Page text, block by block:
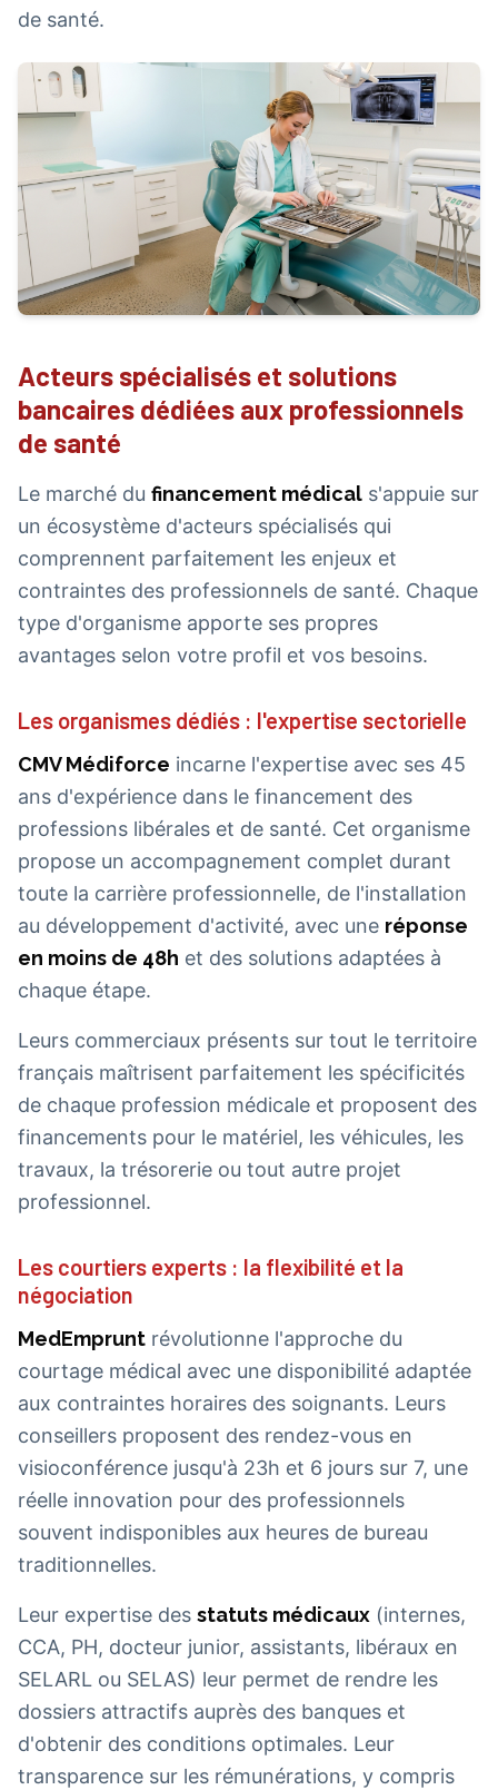
de santé.
Acteurs spécialisés et solutions
bancaires dédiées aux professionnels
de santé
Le marché du financement médical s'appuie sur
un écosystème d'acteurs spécialisés qui
comprennent parfaitement les enjeux et
contraintes des professionnels de santé. Chaque
type d'organisme apporte ses propres
avantages selon votre profil et vos besoins.
Les organismes dédiés : l'expertise sectorielle
CMV Médiforce incarne l'expertise avec ses 45
ans d'expérience dans le financement des
professions libérales et de santé. Cet organisme
propose un accompagnement complet durant
toute la carrière professionnelle, de l'installation
au développement d'activité, avec une réponse
en moins de 48h et des solutions adaptées à
chaque étape.
Leurs commerciaux présents sur tout le territoire
français maîtrisent parfaitement les spécificités
de chaque profession médicale et proposent des
financements pour le matériel, les véhicules, les
travaux, la trésorerie ou tout autre projet
professionnel.
Les courtiers experts : la flexibilité et la
négociation
MedEmprunt révolutionne l'approche du
courtage médical avec une disponibilité adaptée
aux contraintes horaires des soignants. Leurs
conseillers proposent des rendez-vous en
visioconférence jusqu'à 23h et 6 jours sur 7, une
réelle innovation pour des professionnels
souvent indisponibles aux heures de bureau
traditionnelles.
Leur expertise des statuts médicaux (internes,
CCA, PH, docteur junior, assistants, libéraux en
SELARL ou SELAS) leur permet de rendre les
dossiers attractifs auprès des banques et
d'obtenir des conditions optimales. Leur
transparence sur les rémunérations, y compris